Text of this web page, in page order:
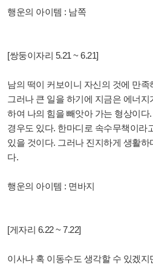
행운의 아이템 : 남쪽
[쌍둥이자리 5.21 ~ 6.21]
남의 떡이 커보이니 자신의 것에 만
그러나 큰 일을 하기에 지금은 에너
하여 나의 힘을 빼앗아 가는 형상이
경우도 있다. 한마디로 속수무책이라
있을 것이다. 그러나 진지하게 생활
다.
행운의 아이템 : 면바지
[게자리 6.22 ~ 7.22]
이사나 혹 이동수도 생각할 수 있겠지